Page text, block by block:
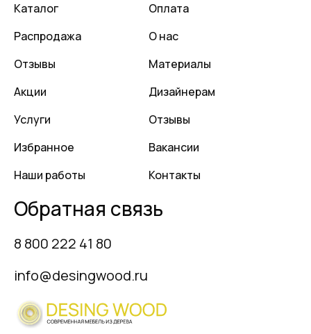
Каталог
Распродажа
Отзывы
Акции
Услуги
Избранное
Наши работы
Оплата
О нас
Материалы
Дизайнерам
Отзывы
Вакансии
Контакты
Обратная связь
8 800 222 41 80
info@desingwood.ru